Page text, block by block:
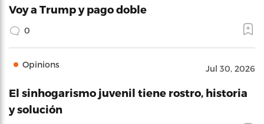
Voy a Trump y pago doble
0
Opinions Jul 30, 2026
El sinhogarismo juvenil tiene rostro, historia
y solución